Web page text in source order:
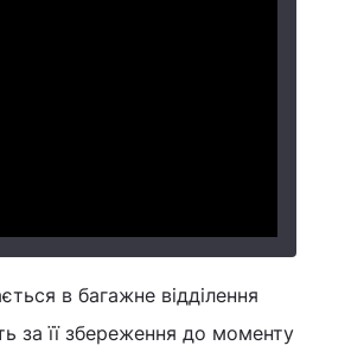
в багажне відділення
за її збереження до моменту